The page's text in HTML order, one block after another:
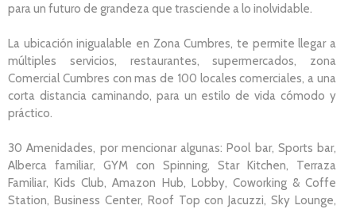
para un futuro de grandeza que trasciende a lo inolvidable.
La ubicación inigualable en Zona Cumbres, te permite llegar a
múltiples servicios, restaurantes, supermercados, zona
Comercial Cumbres con mas de 100 locales comerciales, a una
corta distancia caminando, para un estilo de vida cómodo y
práctico.
30 Amenidades, por mencionar algunas: Pool bar, Sports bar,
Alberca familiar, GYM con Spinning, Star Kitchen, Terraza
Familiar, Kids Club, Amazon Hub, Lobby, Coworking & Coffe
Station, Business Center, Roof Top con Jacuzzi, Sky Lounge,